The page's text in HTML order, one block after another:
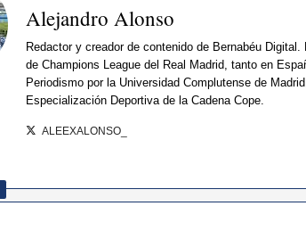
Alejandro Alonso
Redactor y creador de contenido de Bernabéu
de Champions League del Real Madrid, tanto en
Periodismo por la Universidad Complutense de
Especialización Deportiva de la Cadena Cope.
ALEEXALONSO_